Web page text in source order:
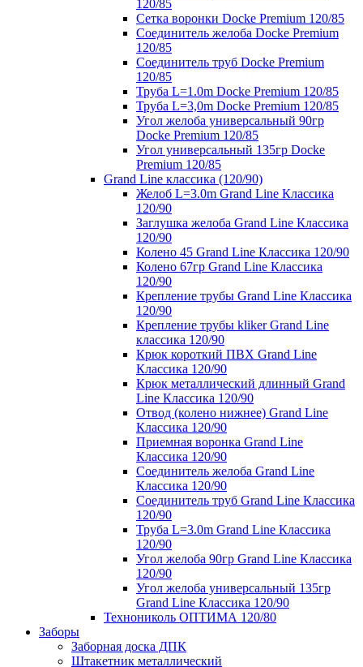
120/85
Сетка воронки Docke Premium 120/85
Соединитель желоба Docke Premium
120/85
Соединитель труб Docke Premium
120/85
Труба L=1.0m Docke Premium 120/85
Труба L=3,0m Docke Premium 120/85
Угол желоба универсальный 90гр
Docke Premium 120/85
Угол универсальный 135гр Docke
Premium 120/85
Grand Line классика (120/90)
Желоб L=3.0m Grand Line Классика
120/90
Заглушка желоба Grand Line Классика
120/90
Колено 45 Grand Line Классика 120/90
Колено 67гр Grand Line Классика
120/90
Крепление трубы Grand Line Классика
120/90
Крепление трубы kliker Grand Line
классика 120/90
Крюк короткий ПВХ Grand Line
Классика 120/90
Крюк металлический длинный Grand
Line Классика 120/90
Отвод (колено нижнее) Grand Line
Классика 120/90
Приемная воронка Grand Line
Классика 120/90
Соединитель желоба Grand Line
Классика 120/90
Соединитель труб Grand Line Классика
120/90
Труба L=3.0m Grand Line Классика
120/90
Угол желоба 90гр Grand Line Классика
120/90
Угол желоба универсальный 135гр
Grand Line Классика 120/90
Технониколь ОПТИМА 120/80
Заборы
Заборная доска ДПК
Штакетник металлический